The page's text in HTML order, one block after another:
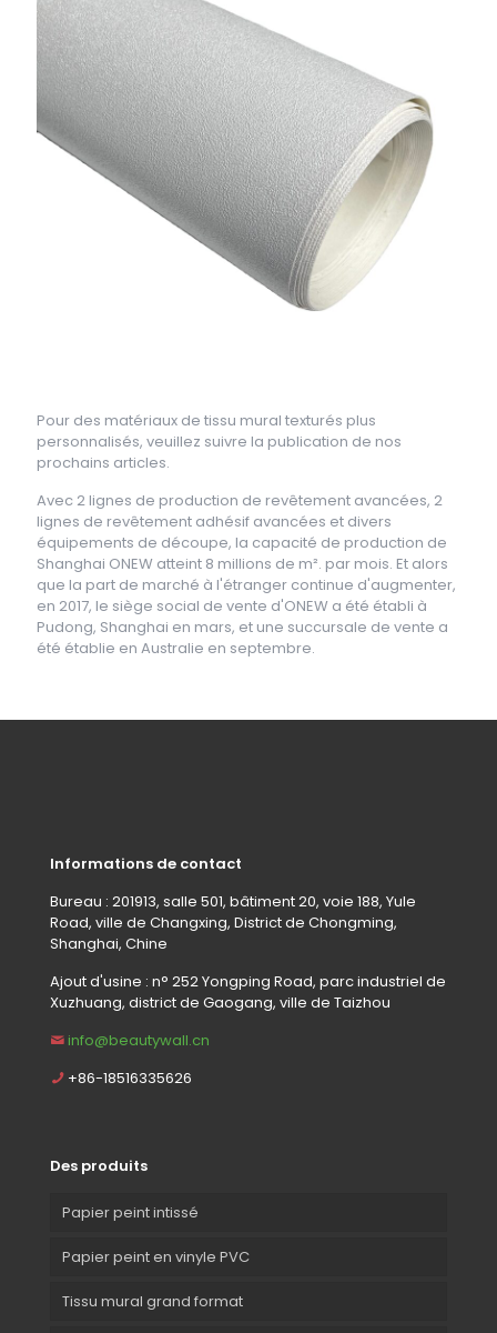
Pour des matériaux de tissu mural texturés plus
personnalisés, veuillez suivre la publication de nos
prochains articles.
Avec 2 lignes de production de revêtement avancées, 2
lignes de revêtement adhésif avancées et divers
équipements de découpe, la capacité de production de
Shanghai ONEW atteint 8 millions de m². par mois. Et alors
que la part de marché à l'étranger continue d'augmenter,
en 2017, le siège social de vente d'ONEW a été établi à
Pudong, Shanghai en mars, et une succursale de vente a
été établie en Australie en septembre.
Informations de contact
Bureau : 201913, salle 501, bâtiment 20, voie 188, Yule
Road, ville de Changxing, District de Chongming,
Shanghai, Chine
Ajout d'usine : n° 252 Yongping Road, parc industriel de
Xuzhuang, district de Gaogang, ville de Taizhou
info@beautywall.cn
+86-18516335626
Des produits
Papier peint intissé
Papier peint en vinyle PVC
Tissu mural grand format